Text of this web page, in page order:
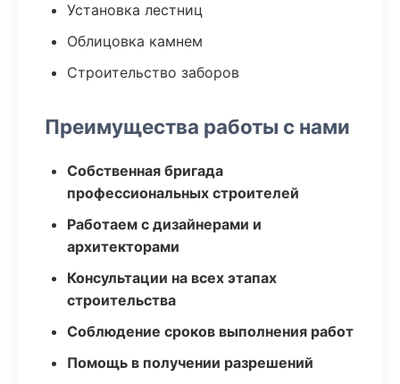
Установка лестниц
Облицовка камнем
Строительство заборов
Преимущества работы с нами
Собственная бригада
профессиональных строителей
Работаем с дизайнерами и
архитекторами
Консультации на всех этапах
строительства
Соблюдение сроков выполнения работ
Помощь в получении разрешений